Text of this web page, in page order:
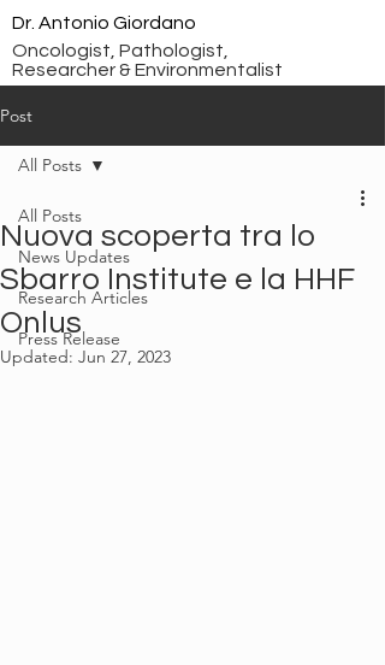
Dr. Antonio Giordano
Oncologist, Pathologist,
Researcher & Environmentalist
Post
All Posts
News Updates
Research Articles
Press Release
All Posts
Nuova scoperta tra lo
Sbarro Institute e la HHF
Onlus
Updated: Jun 27, 2023